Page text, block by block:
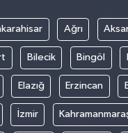
Ağrı
Bilecik Bingöl
Elazığ Erzincan
İzmir